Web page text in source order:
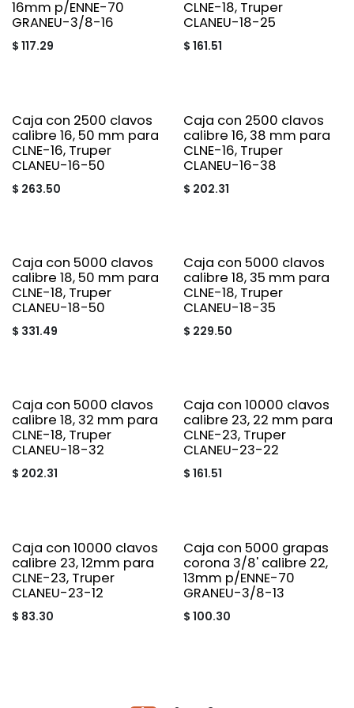
16mm p/ENNE-70
GRANEU-3/8-16
$ 117.29
CLNE-18, Truper
CLANEU-18-25
$ 161.51
Caja con 2500 clavos
calibre 16, 50 mm para
CLNE-16, Truper
CLANEU-16-50
$ 263.50
Caja con 2500 clavos
calibre 16, 38 mm para
CLNE-16, Truper
CLANEU-16-38
$ 202.31
Caja con 5000 clavos
calibre 18, 50 mm para
CLNE-18, Truper
CLANEU-18-50
$ 331.49
Caja con 5000 clavos
calibre 18, 35 mm para
CLNE-18, Truper
CLANEU-18-35
$ 229.50
Caja con 5000 clavos
calibre 18, 32 mm para
CLNE-18, Truper
CLANEU-18-32
$ 202.31
Caja con 10000 clavos
calibre 23, 22 mm para
CLNE-23, Truper
CLANEU-23-22
$ 161.51
Caja con 10000 clavos
calibre 23, 12mm para
CLNE-23, Truper
CLANEU-23-12
$ 83.30
Caja con 5000 grapas
corona 3/8' calibre 22,
13mm p/ENNE-70
GRANEU-3/8-13
$ 100.30